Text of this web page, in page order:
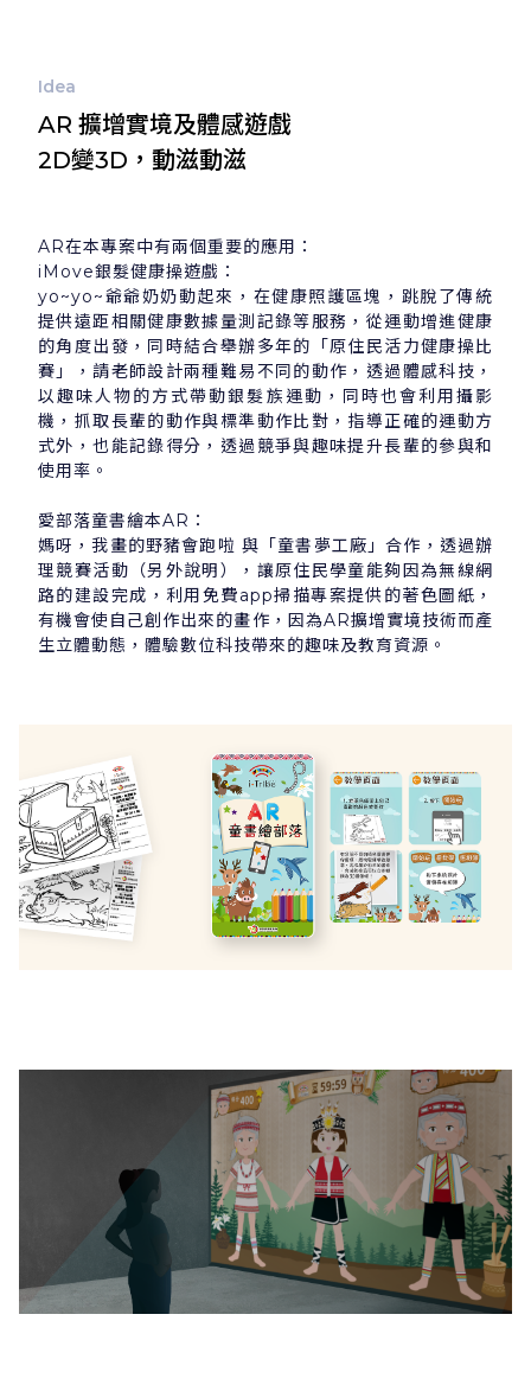
Idea
AR 擴增實境及體感遊戲
2D變3D，動滋動滋
AR在本專案中有兩個重要的應用：
iMove銀髮健康操遊戲：
yo~yo~爺爺奶奶動起來，在健康照護區塊，跳脫了傳統
提供遠距相關健康數據量測記錄等服務，從運動增進健康
的角度出發，同時結合舉辦多年的「原住民活力健康操比
賽」，請老師設計兩種難易不同的動作，透過體感科技，
以趣味人物的方式帶動銀髮族運動，同時也會利用攝影
機，抓取長輩的動作與標準動作比對，指導正確的運動方
式外，也能記錄得分，透過競爭與趣味提升長輩的參與和
使用率。
愛部落童書繪本AR：
媽呀，我畫的野豬會跑啦 與「童書夢工廠」合作，透過辦
理競賽活動（另外說明），讓原住民學童能夠因為無線網
路的建設完成，利用免費app掃描專案提供的著色圖紙，
有機會使自己創作出來的畫作，因為AR擴增實境技術而產
生立體動態，體驗數位科技帶來的趣味及教育資源。